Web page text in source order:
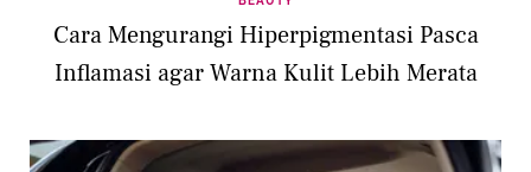
Cara Mengurangi Hiperpigmentasi Pasca
Inflamasi agar Warna Kulit Lebih Merata